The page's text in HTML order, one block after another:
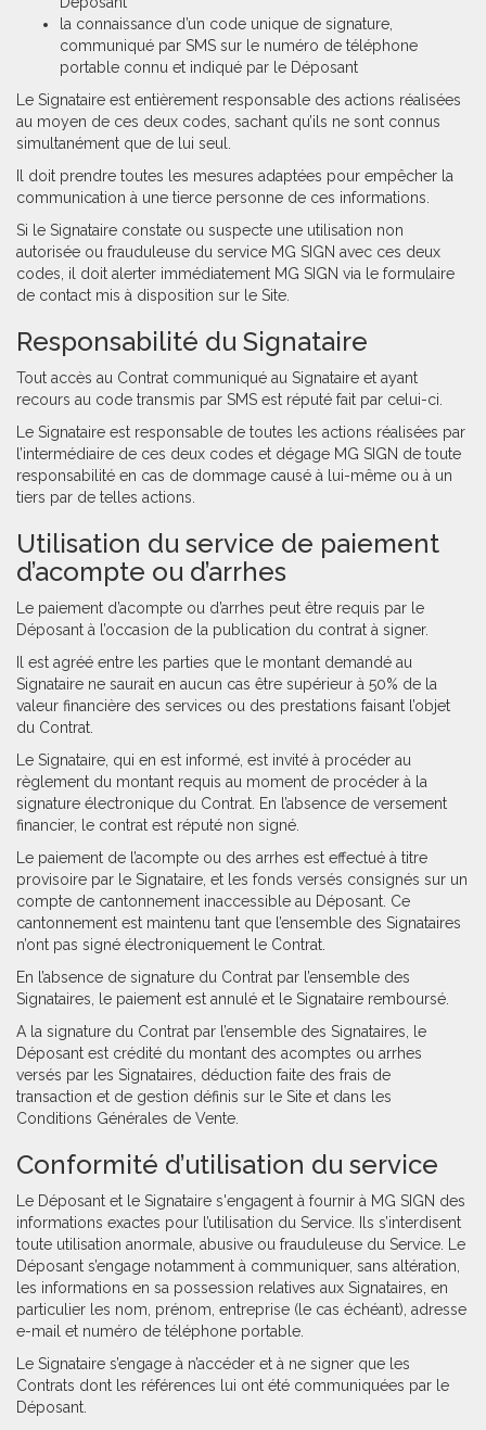
la connaissance d’un code unique de signature,
communiqué par SMS sur le numéro de téléphone
portable connu et indiqué par le Déposant
Le Signataire est entièrement responsable des actions réalisées
au moyen de ces deux codes, sachant qu’ils ne sont connus
simultanément que de lui seul.
Il doit prendre toutes les mesures adaptées pour empêcher la
communication à une tierce personne de ces informations.
Si le Signataire constate ou suspecte une utilisation non
autorisée ou frauduleuse du service MG SIGN avec ces deux
codes, il doit alerter immédiatement MG SIGN via le formulaire
de contact mis à disposition sur le Site.
Responsabilité du Signataire
Tout accès au Contrat communiqué au Signataire et ayant
recours au code transmis par SMS est réputé fait par celui-ci.
Le Signataire est responsable de toutes les actions réalisées par
l’intermédiaire de ces deux codes et dégage MG SIGN de toute
responsabilité en cas de dommage causé à lui-même ou à un
tiers par de telles actions.
Utilisation du service de paiement
d’acompte ou d’arrhes
Le paiement d’acompte ou d’arrhes peut être requis par le
Déposant à l’occasion de la publication du contrat à signer.
Il est agréé entre les parties que le montant demandé au
Signataire ne saurait en aucun cas être supérieur à 50% de la
valeur financière des services ou des prestations faisant l’objet
du Contrat.
Le Signataire, qui en est informé, est invité à procéder au
règlement du montant requis au moment de procéder à la
signature électronique du Contrat. En l’absence de versement
financier, le contrat est réputé non signé.
Le paiement de l’acompte ou des arrhes est effectué à titre
provisoire par le Signataire, et les fonds versés consignés sur un
compte de cantonnement inaccessible au Déposant. Ce
cantonnement est maintenu tant que l’ensemble des Signataires
n’ont pas signé électroniquement le Contrat.
En l’absence de signature du Contrat par l’ensemble des
Signataires, le paiement est annulé et le Signataire remboursé.
A la signature du Contrat par l’ensemble des Signataires, le
Déposant est crédité du montant des acomptes ou arrhes
versés par les Signataires, déduction faite des frais de
transaction et de gestion définis sur le Site et dans les
Conditions Générales de Vente.
Conformité d’utilisation du service
Le Déposant et le Signataire s'engagent à fournir à MG SIGN des
informations exactes pour l’utilisation du Service. Ils s’interdisent
toute utilisation anormale, abusive ou frauduleuse du Service. Le
Déposant s’engage notamment à communiquer, sans altération,
les informations en sa possession relatives aux Signataires, en
particulier les nom, prénom, entreprise (le cas échéant), adresse
e-mail et numéro de téléphone portable.
Le Signataire s’engage à n’accéder et à ne signer que les
Contrats dont les références lui ont été communiquées par le
Déposant.